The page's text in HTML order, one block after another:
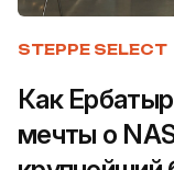
STEPPE SELECT
Как
мечты о